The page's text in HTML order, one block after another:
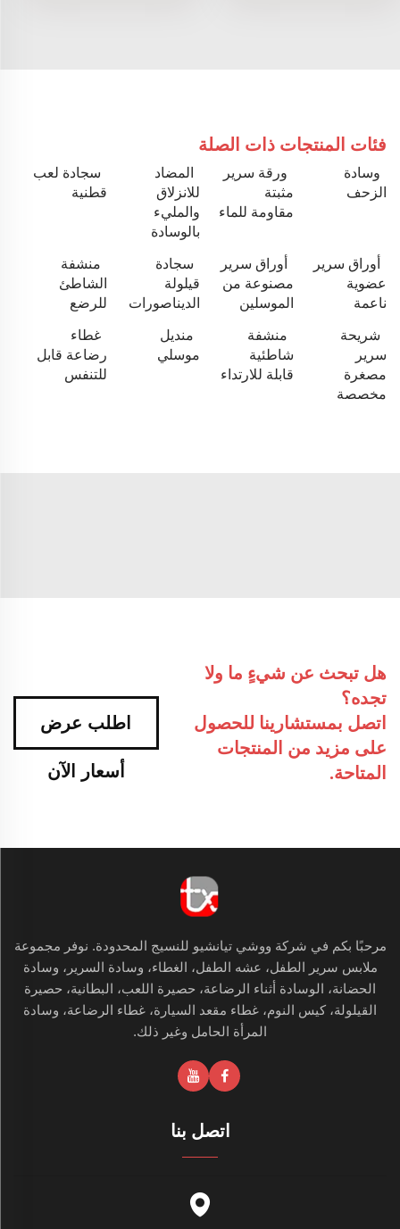
فئات المنتجات ذات الصلة
وسادة
الزحف
ورقة سرير
مثبتة
مقاومة للماء
المضاد
للانزلاق
والمليء
بالوسادة
سجادة لعب
قطنية
أوراق سرير
عضوية
ناعمة
أوراق سرير
مصنوعة من
الموسلين
سجادة
قيلولة
الديناصورات
منشفة
الشاطئ
للرضع
شريحة
سرير
مصغرة
مخصصة
منشفة
شاطئية
قابلة للارتداء
منديل
موسلي
غطاء
رضاعة قابل
للتنفس
هل تبحث عن شيءٍ ما ولا
تجده؟
اتصل بمستشارينا للحصول
على مزيد من المنتجات
المتاحة.
اطلب عرض
أسعار الآن
مرحبًا بكم في شركة ووشي تيانشيو للنسيج المحدودة. نوفر مجموعة
ملابس سرير الطفل، عشه الطفل، الغطاء، وسادة السرير، وسادة
الحضانة، الوسادة أثناء الرضاعة، حصيرة اللعب، البطانية، حصيرة
القيلولة، كيس النوم، غطاء مقعد السيارة، غطاء الرضاعة، وسادة
المرأة الحامل وغير ذلك.
اتصل بنا